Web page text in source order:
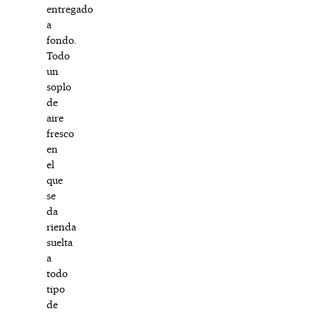
entregado
a
fondo.
Todo
un
soplo
de
aire
fresco
en
el
que
se
da
rienda
suelta
a
todo
tipo
de